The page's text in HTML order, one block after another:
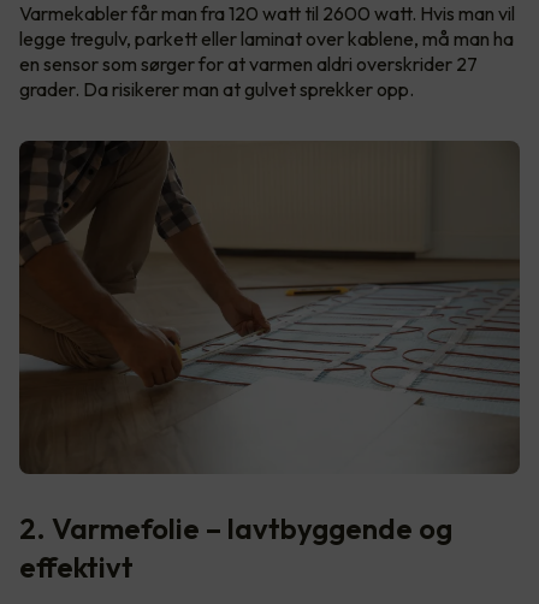
Varmekabler får man fra 120 watt til 2600 watt. Hvis man vil
legge tregulv, parkett eller laminat over kablene, må man ha
en sensor som sørger for at varmen aldri overskrider 27
grader. Da risikerer man at gulvet sprekker opp.
2. Varmefolie – lavtbyggende og
effektivt